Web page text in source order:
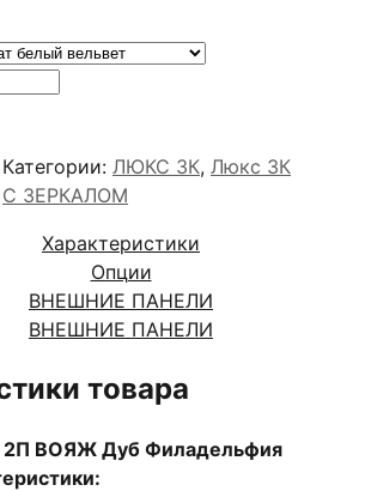
Категории: ЛЮКС 3К, Люкс 3К
С ЗЕРКАЛОМ
Характеристики
Опции
ВНЕШНИЕ ПАНЕЛИ
ВНЕШНИЕ ПАНЕЛИ
товара
ВОЯЖ Дуб Филадельфия